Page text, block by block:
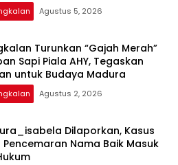
Agustus 5, 2026
Turunkan “Gajah Merah”
Sapi Piala AHY, Tegaskan
untuk Budaya Madura
Agustus 2, 2026
Dilaporkan, Kasus
Pencemaran Nama Baik Masuk